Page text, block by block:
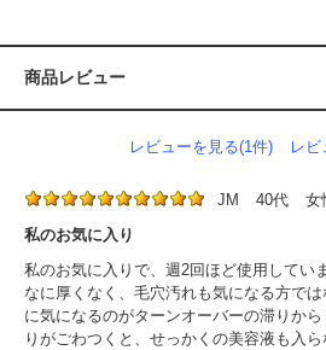
商品レビュー
レビューを見る(1件) レ
JM 40代 女
私のお気に入り
私のお気に入りで、週2回ほど使用してい
なに厚くなく、毛穴汚れも気になる方で
に気になるのがターンオーバーの滞りか
りがごわつくと、せっかくの美容液も入